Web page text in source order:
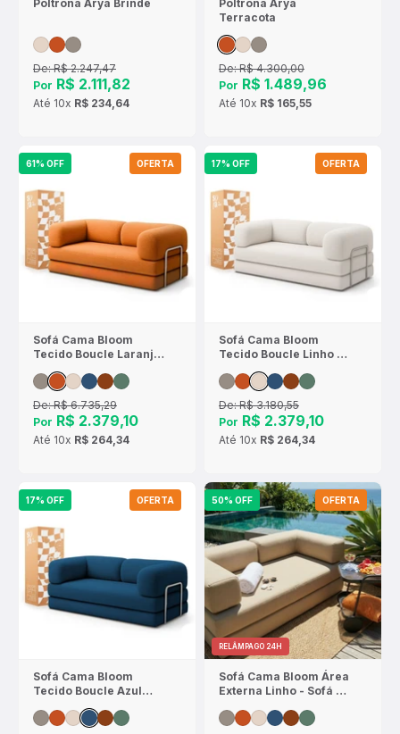
Poltrona Arya Brinde
De:R$ 2.247,47
Por R$ 2.111,82
Até 10x R$ 234,64
Poltrona Arya
Terracota
De:R$ 4.300,00
Por R$ 1.489,96
Até 10x R$ 165,55
61% OFF OFERTA
Sofá Cama Bloom
Tecido Boucle Laranja
- Sofá na Caixa
De:R$ 6.735,29
Por R$ 2.379,10
Até 10x R$ 264,34
17% OFF OFERTA
Sofá Cama Bloom
Tecido Boucle Linho -
Sofá na Caixa
De:R$ 3.180,55
Por R$ 2.379,10
Até 10x R$ 264,34
17% OFF OFERTA
Sofá Cama Bloom
Tecido Boucle Azul
Marinho - Sofá na
Caixa
50% OFF OFERTA
RELÂMPAGO 24H
Sofá Cama Bloom Área
Externa Linho - Sofá na